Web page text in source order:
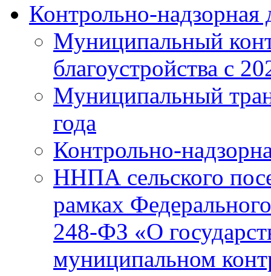
Контрольно-надзорная
Муниципальный
благоустройства с
Муниципальный
года
Контрольно-
ННПА сельского
рамках
248-ФЗ «О
муниципальном